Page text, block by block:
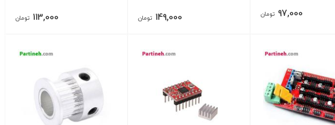
97,000 تومان 149,000 تومان 113,000 تومان